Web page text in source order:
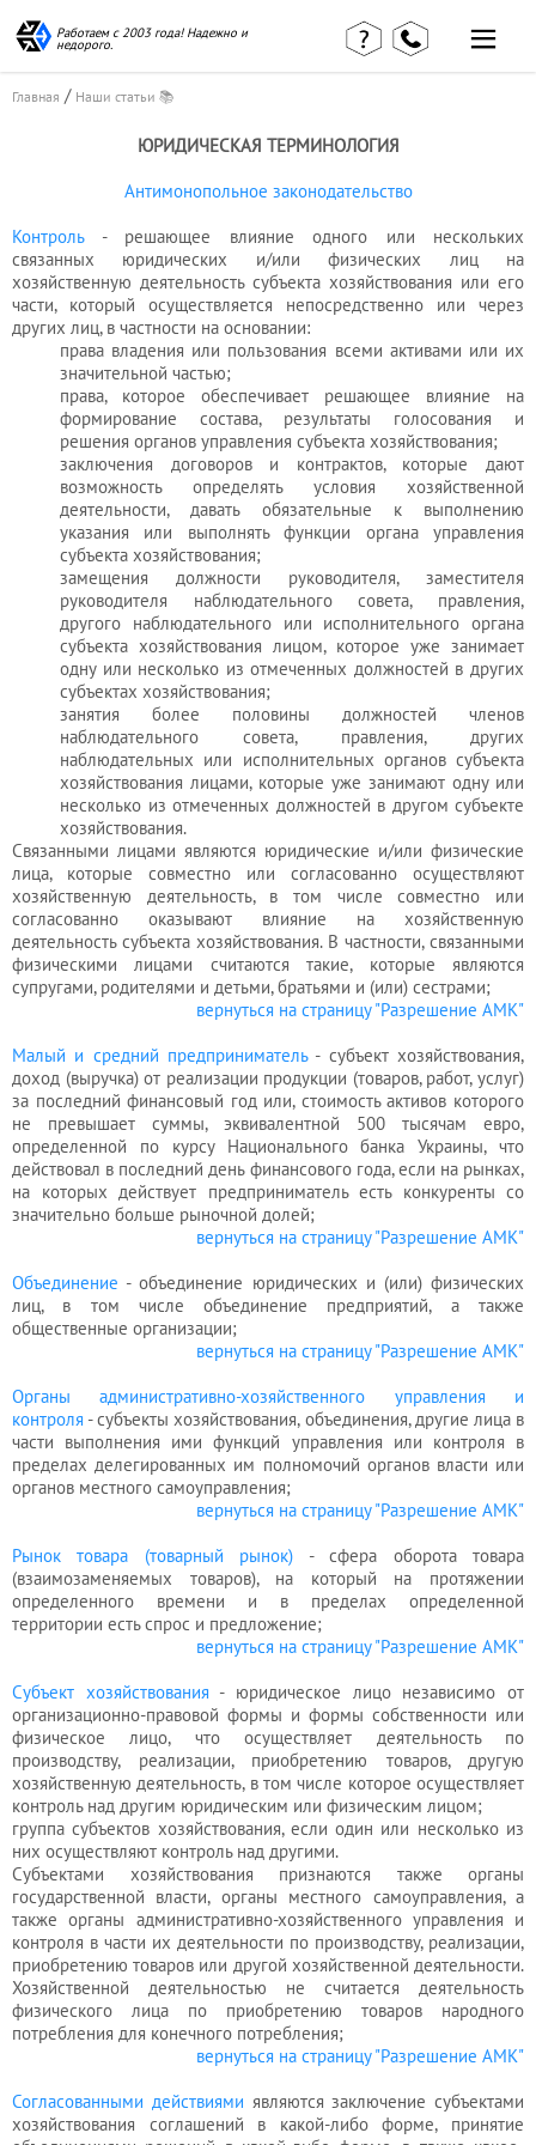
Работаем с 2003 года! Надежно и
недорого.
Главная / Наши статьи 📚
ЮРИДИЧЕСКАЯ ТЕРМИНОЛОГИЯ
Антимонопольное законодательство
Контроль- решающее влияние одного или нескольких
связанных юридических и/или физических лиц на
хозяйственную деятельность субъекта хозяйствования или его
части, который осуществляется непосредственно или через
других лиц, в частности на основании:
права владения или пользования всеми активами или их
значительной частью;
права, которое обеспечивает решающее влияние на
формирование состава, результаты голосования и
решения органов управления субъекта хозяйствования;
заключения договоров и контрактов, которые дают
возможность определять условия хозяйственной
деятельности, давать обязательные к выполнению
указания или выполнять функции органа управления
субъекта хозяйствования;
замещения должности руководителя, заместителя
руководителя наблюдательного совета, правления,
другого наблюдательного или исполнительного органа
субъекта хозяйствования лицом, которое уже занимает
одну или несколько из отмеченных должностей в других
субъектах хозяйствования;
занятия более половины должностей членов
наблюдательного совета, правления, других
наблюдательных или исполнительных органов субъекта
хозяйствования лицами, которые уже занимают одну или
несколько из отмеченных должностей в другом субъекте
хозяйствования.
Связанными лицами являются юридические и/или физические
лица, которые совместно или согласованно осуществляют
хозяйственную деятельность, в том числе совместно или
согласованно оказывают влияние на хозяйственную
деятельность субъекта хозяйствования. В частности, связанными
физическими лицами считаются такие, которые являются
супругами, родителями и детьми, братьями и (или) сестрами;
вернуться на страницу "Разрешение АМК"
Малый и средний предприниматель- субъект хозяйствования,
доход (выручка) от реализации продукции (товаров, работ, услуг)
за последний финансовый год или, стоимость активов которого
не превышает суммы, эквивалентной 500 тысячам евро,
определенной по курсу Национального банка Украины, что
действовал в последний день финансового года, если на рынках,
на которых действует предприниматель есть конкуренты со
значительно больше рыночной долей;
вернуться на страницу "Разрешение АМК"
Объединение - объединение юридических и (или) физических
лиц, в том числе объединение предприятий, а также
общественные организации;
вернуться на страницу "Разрешение АМК"
Органы административно-хозяйственного управления и
контроля - субъектыхозяйствования, объединения, другие лица в
части выполнения ими функций управления или контроля в
пределах делегированных им полномочий органов власти или
органов местного самоуправления;
вернуться на страницу "Разрешение АМК"
Рынок товара (товарный рынок) - сфера оборота товара
(взаимозаменяемых товаров), на который на протяжении
определенного времени и в пределах определенной
территории есть спрос и предложение;
вернуться на страницу "Разрешение АМК"
Субъект хозяйствования - юридическое лицо независимо от
организационно-правовой формы и формы собственности или
физическое лицо, что осуществляет деятельность по
производству, реализации, приобретению товаров, другую
хозяйственную деятельность, в том числе которое осуществляет
контроль над другим юридическим или физическим лицом;
группа субъектов хозяйствования, если один или несколько из
них осуществляют контроль над другими.
Субъектами хозяйствования признаются также органы
государственной власти, органы местного самоуправления, а
также органы административно-хозяйственного управления и
контроля в части их деятельности по производству, реализации,
приобретению товаров или другой хозяйственной деятельности.
Хозяйственной деятельностью не считается деятельность
физического лица по приобретению товаров народного
потребления для конечного потребления;
вернуться на страницу "Разрешение АМК"
Согласованными действиями являются заключение субъектами
хозяйствования соглашений в какой-либо форме, принятие
Главная
страница
Отзывы
клиентов
Контакты
Вакансии
Наши статьи
КВЭД в
деталях
Наши
консультации
Калькулятор
Миграционные
услуги
Услуги
бухгалтера
Услуги
юриста
Услуги
регистратора
Кадровый
аутсорсинг
Лицензии
и
разрешения